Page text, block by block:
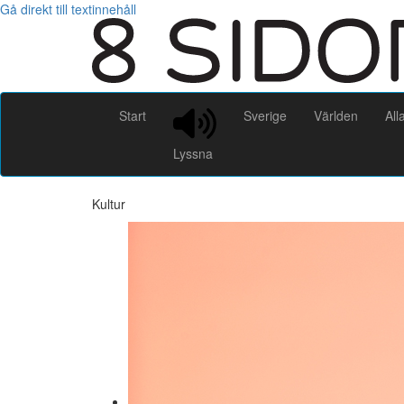
Gå direkt till textinnehåll
Start
Lyssna
Sverige Världen
Kultur